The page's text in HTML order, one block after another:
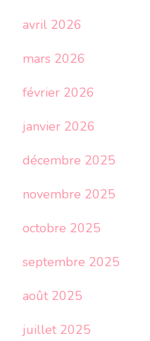
avril 2026
mars 2026
février 2026
janvier 2026
décembre 2025
novembre 2025
octobre 2025
septembre 2025
août 2025
juillet 2025